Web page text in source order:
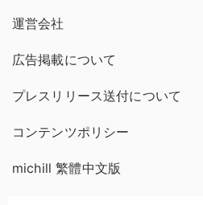
運営会社
広告掲載について
プレスリリース送付について
コンテンツポリシー
michill 繁體中文版